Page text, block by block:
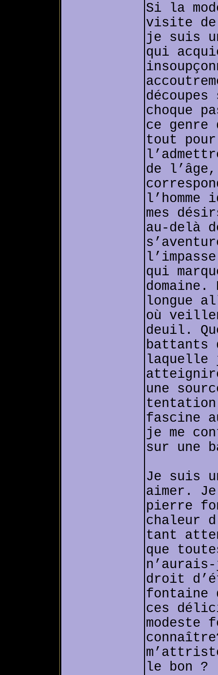
Si la
visite de
je suis
qui
choque
ce genre
tout
de
mes
au-delà
qui
domaine.
longue
où
deuil.
battants
laquelle
une
fascine
je me
sur une
Je suis
aimer.
pierre
chaleur
tant
que
droit
fontaine
ces
modeste
le bon ?